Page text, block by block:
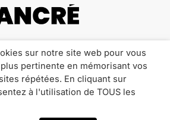
? Publicité
Contact
Politique de Confidentialité
sur notre site web pour vous
pertinente en mémorisant vos
répétées. En cliquant sur
à l'utilisation de TOUS les